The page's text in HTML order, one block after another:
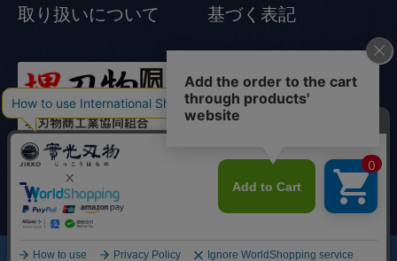
取り扱いについて
基づく表記
© Jikko Japanese knife All rights reserved.